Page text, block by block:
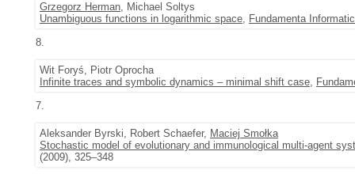
Grzegorz Herman, Michael Soltys
Unambiguous functions in logarithmic space, Fundamenta
8.
Wit Foryś, Piotr Oprocha
Infinite traces and symbolic dynamics – minimal shift case,
7.
Aleksander Byrski, Robert Schaefer, Maciej Smołka
Stochastic model of evolutionary and immunological multi-agent
(2009), 325–348